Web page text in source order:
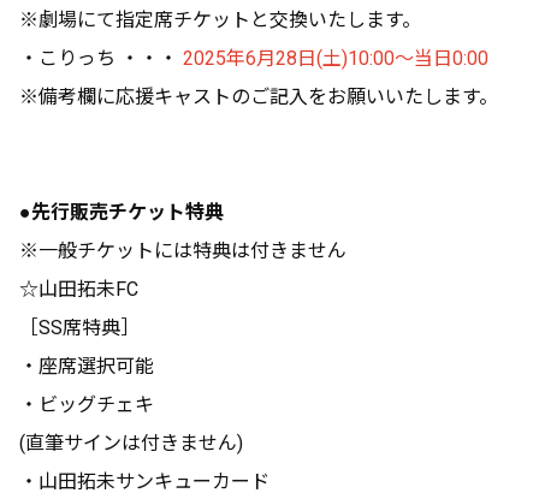
※劇場にて指定席チケットと交換いたします。
・こりっち ・・・ 2025年6月28日(土)10:00～当日0:00
※備考欄に応援キャストのご記入をお願いいたします。
●先行販売チケット特典
※一般チケットには特典は付きません
☆山田拓未FC
［SS席特典］
・座席選択可能
・ビッグチェキ
(直筆サインは付きません)
・山田拓未サンキューカード